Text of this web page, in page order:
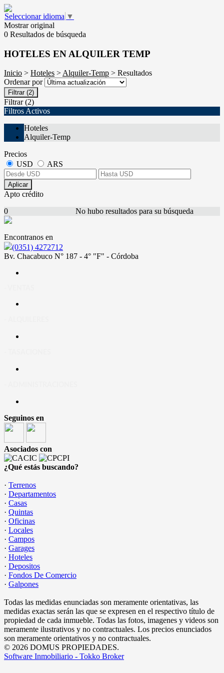
Seleccionar idioma ▼
Mostrar original
0 Resultados de búsqueda
HOTELES EN ALQUILER TEMP
Inicio > Hoteles >Alquiler-Temp > Resultados
Ordenar por
Filtrar (2)
Filtrar (2)
Filtros Activos
Hoteles
Alquiler-Temp
Precios
USD
ARS
Aplicar
Apto crédito
No hubo resultados para su búsqueda
0
Encontranos en
(0351) 4272712
Bv. Chacabuco N° 187 - 4° "F" - Córdoba
Seguinos en
Asociados con
¿Qué estás buscando?
· Terrenos
· Departamentos
· Casas
· Quintas
· Oficinas
· Locales
· Campos
· Garages
· Hoteles
· Depositos
· Fondos De Comercio
· Galpones
Todas las medidas enunciadas son meramente orientativas, las
medidas exactas serán las que se expresen en el respectivo título de
propiedad de cada inmueble. Todas las fotos, imagenes y videos son
meramente ilustrativos y no contractuales. Los precios enunciados
son meramente orientativos y no contractuales.
© 2026 DOMUS PROPIEDADES.
Software Inmobiliario - Tokko Broker